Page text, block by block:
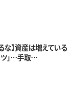
な】資産は増えている
ツ」…手取…